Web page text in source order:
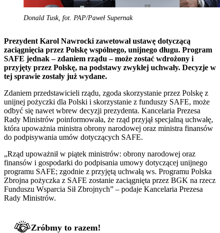
Donald Tusk, fot. PAP/Paweł Supernak
Prezydent Karol Nawrocki zawetował ustawę dotyczącą
zaciągnięcia przez Polskę wspólnego, unijnego długu. Program
SAFE jednak – zdaniem rządu – może zostać wdrożony i
przyjęty przez Polskę, na podstawy zwykłej uchwały. Decyzje w
tej sprawie zostały już wydane.
Zdaniem przedstawicieli rządu, zgoda skorzystanie przez Polskę z
unijnej pożyczki dla Polski i skorzystanie z funduszy SAFE, może
odbyć się nawet wbrew decyzji prezydenta. Kancelaria Prezesa
Rady Ministrów poinformowała, że rząd przyjął specjalną uchwałę,
która upoważnia ministra obrony narodowej oraz ministra finansów
do podpisywania umów dotyczących SAFE.
„Rząd upoważnił w piątek ministrów: obrony narodowej oraz
finansów i gospodarki do podpisania umowy dotyczącej unijnego
programu SAFE; zgodnie z przyjętą uchwałą ws. Programu Polska
Zbrojna pożyczka z SAFE zostanie zaciągnięta przez BGK na rzecz
Funduszu Wsparcia Sił Zbrojnych” – podaje Kancelaria Prezesa
Rady Ministrów.
Zróbmy to razem!